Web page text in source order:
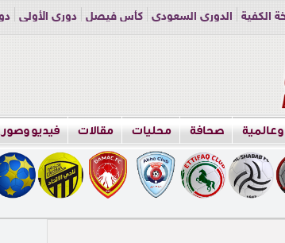
الكفية الدوري السعودي كأس فيصل دوري الأولى
صحافة محليات مقالات فيديو وصور